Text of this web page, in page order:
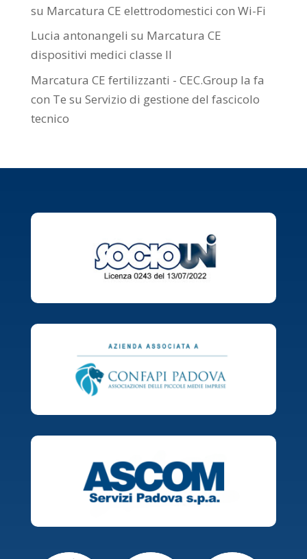
su Marcatura CE elettrodomestici con Wi-Fi
Lucia antonangeli su Marcatura CE
dispositivi medici classe II
Marcatura CE fertilizzanti - CEC.Group la fa
con Te su Servizio di gestione del fascicolo
tecnico